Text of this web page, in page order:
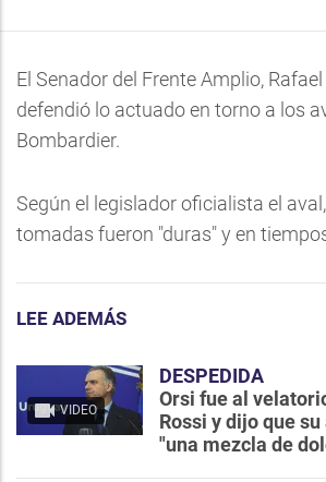
El Senador del Frente Amplio,
defendió lo actuado en torno a los
Bombardier.
Según el legislador oficialista el
tomadas fueron "duras" y en
LEE ADEMÁS
VIDEO
DESPEDIDA
Orsi fue al
Rossi y dijo que
"una mezcla de